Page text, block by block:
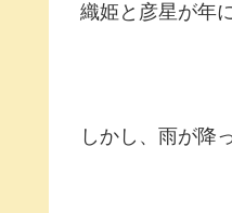
織姫と彦星が年
しかし、雨が降